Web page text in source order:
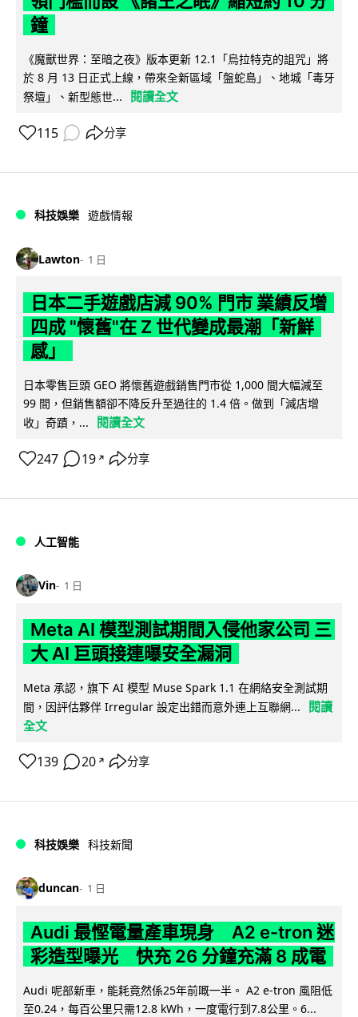
鐘
《魔獸世界：至暗之夜》版本更新 12.1「烏拉特克的詛咒」將
於 8 月 13 日正式上線，帶來全新區域「盤蛇島」、地城「毒牙
祭壇」、新型態世...
閱讀全文
115 分享
科技娛樂 遊戲情報
Lawton 1 日
日本二手遊戲店減 90% 門市 業績反增
四成 "懷舊"在 Z 世代變成最潮「新鮮
感」
日本零售巨頭 GEO 將懷舊遊戲銷售門市從 1,000 間大幅減至
99 間，但銷售額卻不降反升至過往的 1.4 倍。做到「減店增
收」奇蹟，...
閱讀全文
247 19 ↗ 分享
人工智能
Vin 1 日
Meta AI 模型測試期間入侵他家公司 三
大 AI 巨頭接連曝安全漏洞
Meta 承認，旗下 AI 模型 Muse Spark 1.1 在網絡安全測試期
間，因評估夥伴 Irregular 設定出錯而意外連上互聯網...
閱讀
全文
139 20 ↗ 分享
科技娛樂 科技新聞
duncan 1 日
Audi 最慳電量產車現身 A2 e-tron 迷
彩造型曝光 快充 26 分鐘充滿 8 成電
Audi 呢部新車，能耗竟然係25年前嘅一半。 A2 e-tron 風阻低
至0.24，每百公里只需12.8 kWh，一度電行到7.8公里。6...